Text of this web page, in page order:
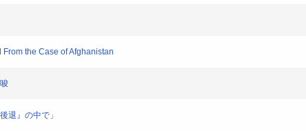
the Case of Afghanistan
退』の中で」